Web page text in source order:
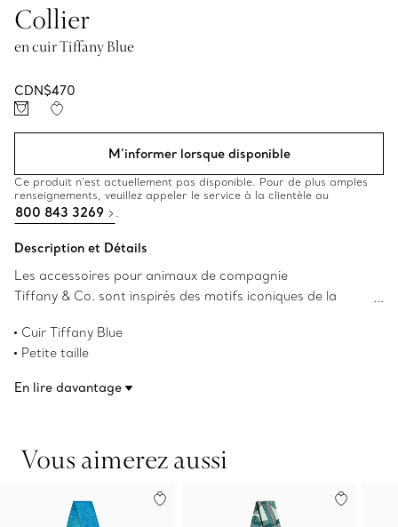
Collier
en cuir Tiffany Blue
CDN$470
M’informer lorsque disponible
Ce produit n’est actuellement pas disponible. Pour de plus amples
renseignements, veuillez appeler le service à la clientèle au
800 843 3269 .
Description et Détails
Les accessoires pour animaux de compagnie
Tiffany & Co. sont inspirés des motifs iconiques de la
compagnons adorés.
Cuir Tiffany Blue
Petite taille
1,5 cm (15,7 po x 0,6 po)
En lire davantage
Vous aimerez aussi